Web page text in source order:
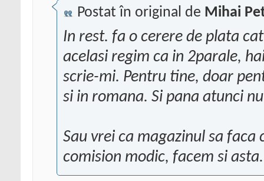
Postat în original de Mihai
In rest. fa o cerere de plata
acelasi regim ca in 2parale,
scrie-mi. Pentru tine, doar
si in romana. Si pana atunci
Sau vrei ca magazinul sa
comision modic, facem si asta.